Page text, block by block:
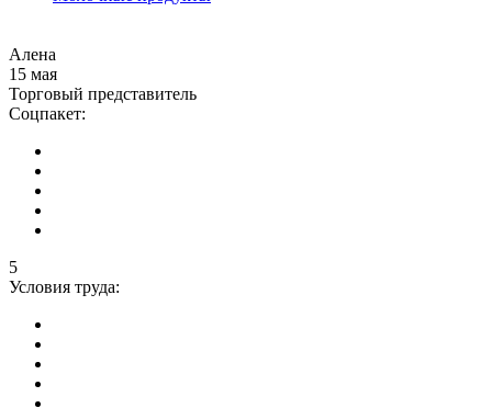
Алена
15 мая
Торговый представитель
Соцпакет:
5
Условия труда: